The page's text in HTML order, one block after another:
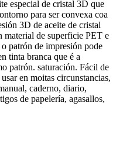
especial de cristal 3D que
para ser convexa coa
3D de aceite de cristal
material de superficie PET e
patrón de impresión pode
tinta branca que é a
patrón. saturación. Fácil de
en moitas circunstancias,
caderno, diario,
de papelería, agasallos,